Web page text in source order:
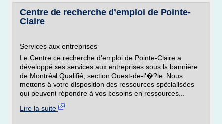
Centre de recherche d’emploi de Pointe-
Claire
Services aux entreprises
Le Centre de recherche d'emploi de Pointe-Claire a
développé ses services aux entreprises sous la bannière
de Montréal Qualifié, section Ouest-de-l'�?le. Nous
mettons à votre disposition des ressources spécialisées
qui peuvent répondre à vos besoins en ressources...
Lire la suite